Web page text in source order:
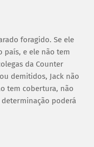
foragido. Se ele
país, e ele não tem
da Counter
demitidos, Jack não
tem cobertura, não
poderá